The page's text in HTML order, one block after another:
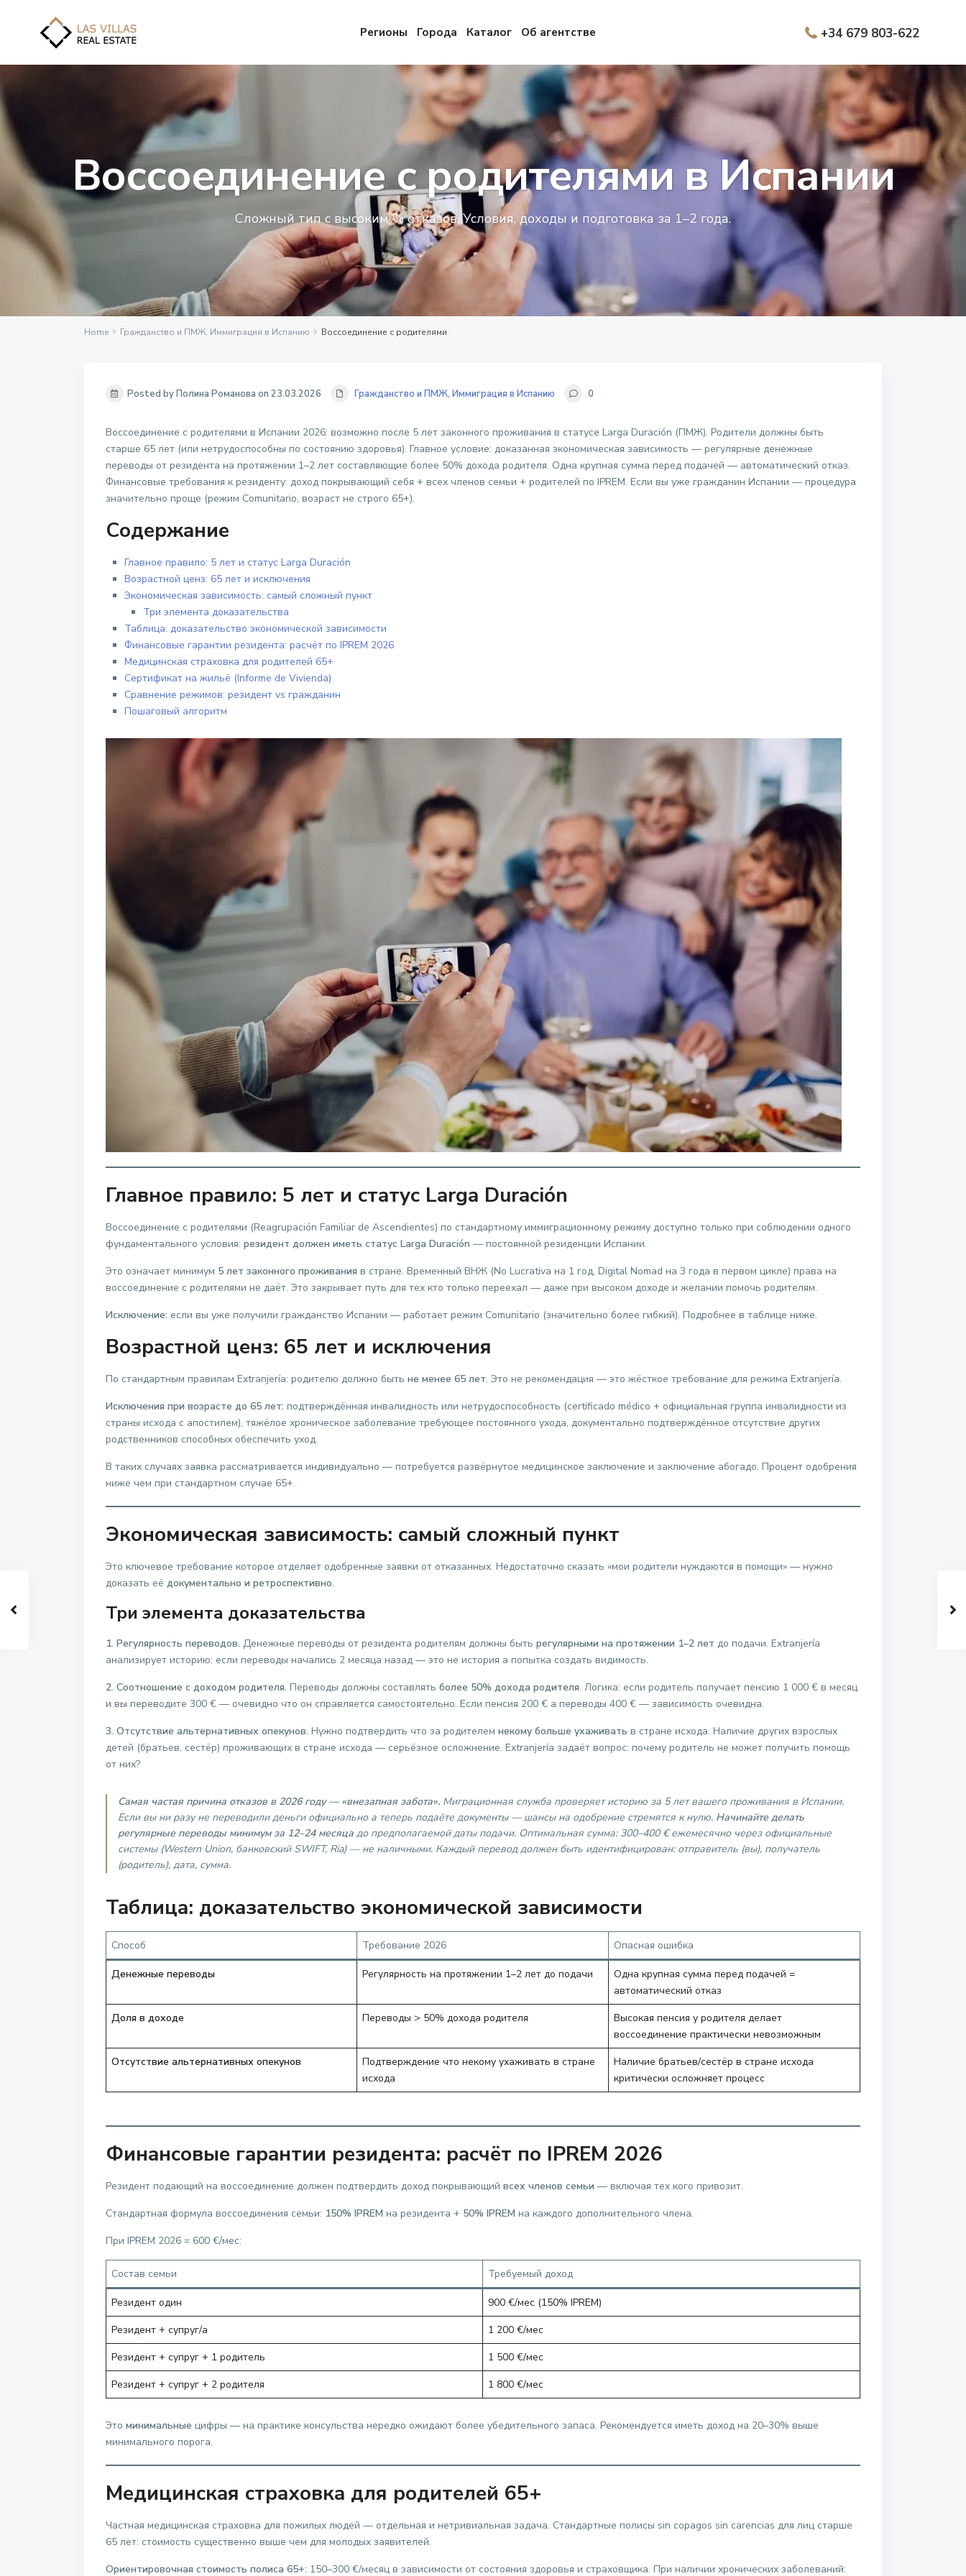
Регионы Города Каталог Об агентстве +34 679 803-622
Воссоединение с родителями в Испании
Сложный тип с высоким % отказов. Условия, доходы и подготовка за 1–2 года.
Home Гражданство и ПМЖ, Иммиграция в Испанию Воссоединение с родителями
Posted by Полина Романова on 23.03.2026 Гражданство и ПМЖ, Иммиграция в Испанию 0
Воссоединение с родителями в Испании 2026: возможно после 5 лет законного проживания в статусе Larga Duración (ПМЖ). Родители должны быть
старше 65 лет (или нетрудоспособны по состоянию здоровья). Главное условие: доказанная экономическая зависимость — регулярные денежные
переводы от резидента на протяжении 1–2 лет составляющие более 50% дохода родителя. Одна крупная сумма перед подачей — автоматический отказ.
Финансовые требования к резиденту: доход покрывающий себя + всех членов семьи + родителей по IPREM. Если вы уже гражданин Испании — процедура
значительно проще (режим Comunitario, возраст не строго 65+).
Содержание
Главное правило: 5 лет и статус Larga Duración
Возрастной ценз: 65 лет и исключения
Экономическая зависимость: самый сложный пункт
Три элемента доказательства
Таблица: доказательство экономической зависимости
Финансовые гарантии резидента: расчёт по IPREM 2026
Медицинская страховка для родителей 65+
Сертификат на жильё (Informe de Vivienda)
Сравнение режимов: резидент vs гражданин
Пошаговый алгоритм
Главное правило: 5 лет и статус Larga Duración
Воссоединение с родителями (Reagrupación Familiar de Ascendientes) по стандартному иммиграционному режиму доступно только при соблюдении одного
фундаментального условия: резидент должен иметь статус Larga Duración — постоянной резиденции Испании.
Это означает минимум 5 лет законного проживания в стране. Временный ВНЖ (No Lucrativa на 1 год, Digital Nomad на 3 года в первом цикле) права на
воссоединение с родителями не даёт. Это закрывает путь для тех кто только переехал — даже при высоком доходе и желании помочь родителям.
Исключение: если вы уже получили гражданство Испании — работает режим Comunitario (значительно более гибкий). Подробнее в таблице ниже.
Возрастной ценз: 65 лет и исключения
По стандартным правилам Extranjería: родителю должно быть не менее 65 лет. Это не рекомендация — это жёсткое требование для режима Extranjería.
Исключения при возрасте до 65 лет: подтверждённая инвалидность или нетрудоспособность (certificado médico + официальная группа инвалидности из
страны исхода с апостилем), тяжёлое хроническое заболевание требующее постоянного ухода, документально подтверждённое отсутствие других
родственников способных обеспечить уход.
В таких случаях заявка рассматривается индивидуально — потребуется развёрнутое медицинское заключение и заключение абогадо. Процент одобрения
ниже чем при стандартном случае 65+.
Экономическая зависимость: самый сложный пункт
Это ключевое требование которое отделяет одобренные заявки от отказанных. Недостаточно сказать «мои родители нуждаются в помощи» — нужно
доказать её документально и ретроспективно.
Три элемента доказательства
1. Регулярность переводов. Денежные переводы от резидента родителям должны быть регулярными на протяжении 1–2 лет до подачи. Extranjería
анализирует историю: если переводы начались 2 месяца назад — это не история а попытка создать видимость.
2. Соотношение с доходом родителя. Переводы должны составлять более 50% дохода родителя. Логика: если родитель получает пенсию 1 000 € в месяц
и вы переводите 300 € — очевидно что он справляется самостоятельно. Если пенсия 200 € а переводы 400 € — зависимость очевидна.
3. Отсутствие альтернативных опекунов. Нужно подтвердить что за родителем некому больше ухаживать в стране исхода. Наличие других взрослых
детей (братьев, сестёр) проживающих в стране исхода — серьёзное осложнение. Extranjería задаёт вопрос: почему родитель не может получить помощь
от них?
Самая частая причина отказов в 2026 году — «внезапная забота». Миграционная служба проверяет историю за 5 лет вашего проживания в Испании.
Если вы ни разу не переводили деньги официально а теперь подаёте документы — шансы на одобрение стремятся к нулю. Начинайте делать
регулярные переводы минимум за 12–24 месяца до предполагаемой даты подачи. Оптимальная сумма: 300–400 € ежемесячно через официальные
системы (Western Union, банковский SWIFT, Ria) — не наличными. Каждый перевод должен быть идентифицирован: отправитель (вы), получатель
(родитель), дата, сумма.
Таблица: доказательство экономической зависимости
Способ Требование 2026 Опасная ошибка
Денежные переводы Регулярность на протяжении 1–2 лет до подачи
Одна крупная сумма перед подачей =
автоматический отказ
Доля в доходе
Переводы > 50% дохода родителя
Высокая пенсия у родителя делает
воссоединение практически невозможным
Отсутствие альтернативных опекунов
Подтверждение что некому ухаживать в стране
исхода
Наличие братьев/сестёр в стране исхода
критически осложняет процесс
Финансовые гарантии резидента: расчёт по IPREM 2026
Резидент подающий на воссоединение должен подтвердить доход покрывающий всех членов семьи — включая тех кого привозит.
Стандартная формула воссоединения семьи: 150% IPREM на резидента + 50% IPREM на каждого дополнительного члена.
При IPREM 2026 = 600 €/мес:
Состав семьи Требуемый доход
Резидент один
900 €/мес (150% IPREM)
Резидент + супруг/а
1 200 €/мес
Резидент + супруг + 1 родитель
1 500 €/мес
Резидент + супруг + 2 родителя
1 800 €/мес
Это минимальные цифры — на практике консульства нередко ожидают более убедительного запаса. Рекомендуется иметь доход на 20–30% выше
минимального порога.
Медицинская страховка для родителей 65+
Частная медицинская страховка для пожилых людей — отдельная и нетривиальная задача. Стандартные полисы sin copagos sin carencias для лиц старше
65 лет: стоимость существенно выше чем для молодых заявителей.
Ориентировочная стоимость полиса 65+: 150–300 €/месяц в зависимости от состояния здоровья и страховщика. При наличии хронических заболеваний: